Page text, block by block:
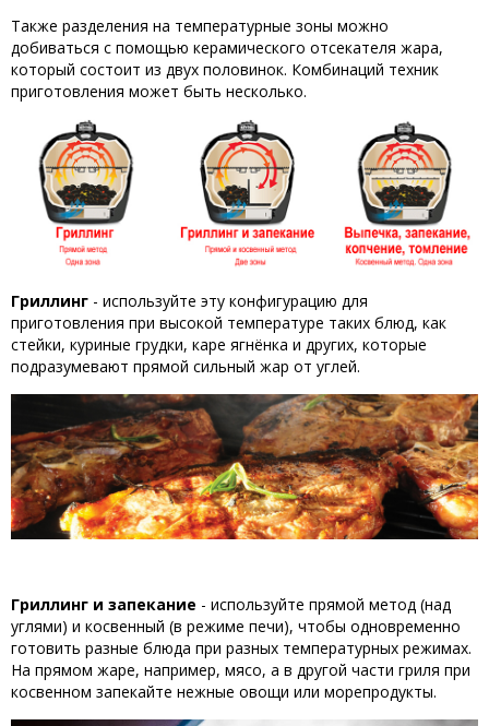
Также разделения на температурные зоны можно
добиваться с помощью керамического отсекателя жара,
который состоит из двух половинок. Комбинаций техник
приготовления может быть несколько.
Гриллинг - используйте эту конфигурацию для
приготовления при высокой температуре таких блюд, как
стейки, куриные грудки, каре ягнёнка и других, которые
подразумевают прямой сильный жар от углей.
Гриллинг и запекание - используйте прямой метод (над
углями) и косвенный (в режиме печи), чтобы одновременно
готовить разные блюда при разных температурных режимах.
На прямом жаре, например, мясо, а в другой части гриля при
косвенном запекайте нежные овощи или морепродукты.